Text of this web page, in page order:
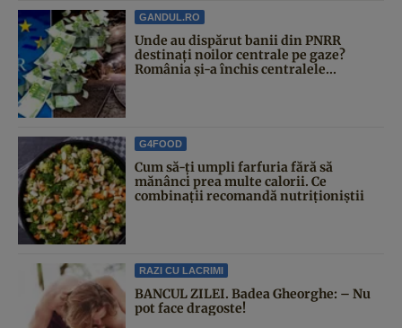
GANDUL.RO
Unde au dispărut banii din PNRR
destinați noilor centrale pe gaze?
România și-a închis centralele...
G4FOOD
Cum să-ți umpli farfuria fără să
mănânci prea multe calorii. Ce
combinații recomandă nutriționiștii
RAZI CU LACRIMI
BANCUL ZILEI. Badea Gheorghe: – Nu
pot face dragoste!